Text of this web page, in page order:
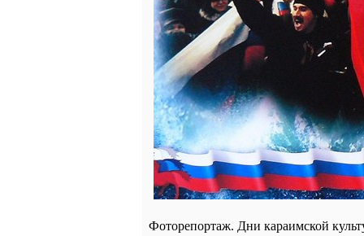
Фоторепортаж. Дни караимской